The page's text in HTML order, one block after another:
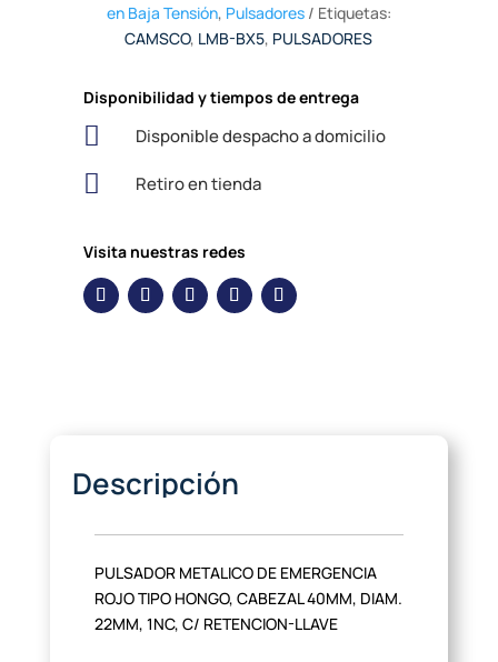
en Baja Tensión, Pulsadores
Etiquetas:
CAMSCO, LMB-BX5, PULSADORES
Disponibilidad y tiempos de entrega
 Disponible despacho a domicilio
 Retiro en tienda
Visita nuestras redes
Descripción
PULSADOR METALICO DE EMERGENCIA
ROJO TIPO HONGO, CABEZAL 40MM, DIAM.
22MM, 1NC, C/ RETENCION-LLAVE